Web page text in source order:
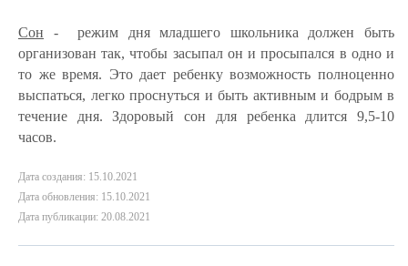
Сон - режим дня младшего школьника должен быть
организован так, чтобы засыпал он и просыпался в одно и
то же время. Это дает ребенку возможность полноценно
выспаться, легко проснуться и быть активным и бодрым в
течение дня. Здоровый сон для ребенка длится 9,5-10
часов.
Дата создания: 15.10.2021
Дата обновления: 15.10.2021
Дата публикации: 20.08.2021